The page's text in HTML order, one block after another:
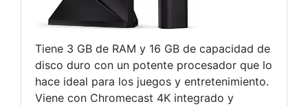
Tiene 3 GB de RAM y 16 GB de capacidad de
disco duro con un potente procesador que lo
hace ideal para los juegos y entretenimiento.
Viene con Chromecast 4K integrado y